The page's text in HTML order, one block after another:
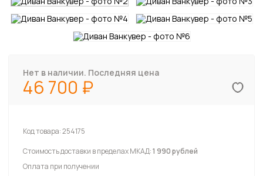
Нет в наличии. Последняя цена
46 700
Код товара:254175
Стоимость доставки в пределах МКАД:1 990 рублей
Оплата при получении